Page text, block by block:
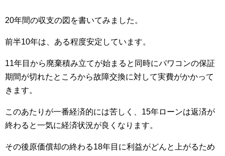
20年間の収支の図を書いてみました。
前半10年は、ある程度安定しています。
11年目から廃棄積み立てが始まると同時にパワコンの保証
期間が切れたところから故障交換に対して実費がかかって
きます。
このあたりが一番経済的には苦しく、15年ローンは返済が
終わると一気に経済状況が良くなります。
その後原価償却の終わる18年目に利益がどんと上がるため